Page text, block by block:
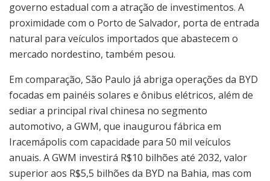
governo estadual com a atração de investimentos. A
proximidade com o Porto de Salvador, porta de entrada
natural para veículos importados que abastecem o
mercado nordestino, também pesou.
Em comparação, São Paulo já abriga operações da BYD
focadas em painéis solares e ônibus elétricos, além de
sediar a principal rival chinesa no segmento
automotivo, a GWM, que inaugurou fábrica em
Iracemápolis com capacidade para 50 mil veículos
anuais. A GWM investirá R$10 bilhões até 2032, valor
superior aos R$5,5 bilhões da BYD na Bahia, mas com